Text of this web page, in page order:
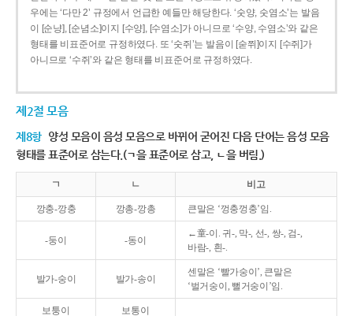
우에는 ‘다만 2’ 규정에서 언급한 예들만 해당한다. ‘숫양, 숫염소’는 발음
이 [순냥], [순념소]이지 [수양], [수염소]가 아니므로 ‘수양, 수염소’와 같은
형태를 비표준어로 규정하였다. 또 ‘숫쥐’는 발음이 [숟쮜]이지 [수쥐]가
아니므로 ‘수쥐’와 같은 형태를 비표준어로 규정하였다.
제2절 모음
제8항 양성 모음이 음성 모음으로 바뀌어 굳어진 다음 단어는 음성 모음
형태를 표준어로 삼는다.(ㄱ을 표준어로 삼고, ㄴ을 버림.)
ㄱ ㄴ 비고
깡충-깡충 깡총-깡총 큰말은 ‘껑충껑충’임.
-둥이 -동이
←童-이. 귀-, 막-, 선-, 쌍-, 검-,
바람-, 흰-.
발가-숭이 발가-송이
센말은 ‘빨가숭이’, 큰말은
‘벌거숭이, 뻘거숭이’임.
보퉁이 보통이